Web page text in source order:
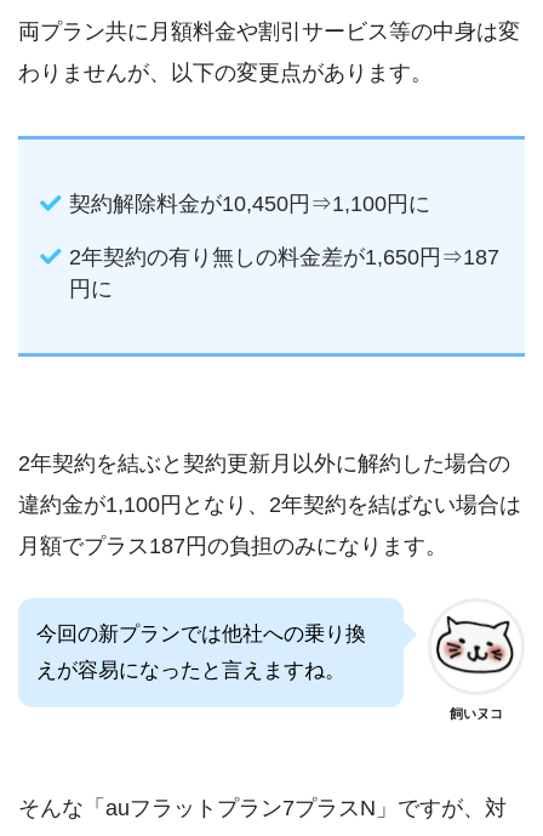
両プラン共に月額料金や割引サービス等の中身は変
わりませんが、以下の変更点があります。
契約解除料金が10,450円⇒1,100円に
2年契約の有り無しの料金差が1,650円⇒187
円に
2年契約を結ぶと契約更新月以外に解約した場合の
違約金が1,100円となり、2年契約を結ばない場合は
月額でプラス187円の負担のみになります。
今回の新プランでは他社への乗り換
えが容易になったと言えますね。
飼いヌコ
そんな「auフラットプラン7プラスN」ですが、対